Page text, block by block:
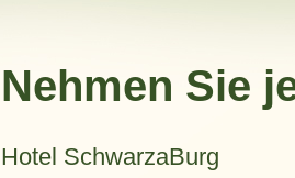
Nehmen Sie
Hotel SchwarzaBurg